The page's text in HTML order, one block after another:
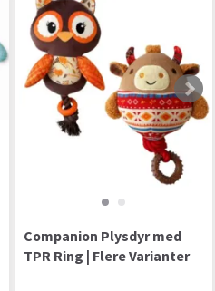
Companion Plysdyr med
TPR Ring | Flere Varianter